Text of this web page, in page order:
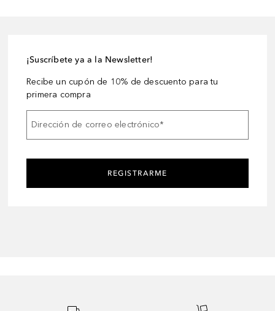
¡Suscríbete ya a la Newsletter!
Recibe un cupón de 10% de descuento para tu
primera compra
Dirección de correo electrónico*
REGISTRARME